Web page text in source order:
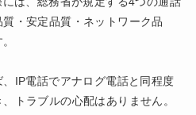
・安定品質・ネットワーク品
IP電話でアナログ電話と同程度
トラブルの心配はありません。